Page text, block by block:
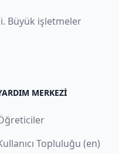
Büyük işletmeler
MERKEZI
Topluluğu (en)